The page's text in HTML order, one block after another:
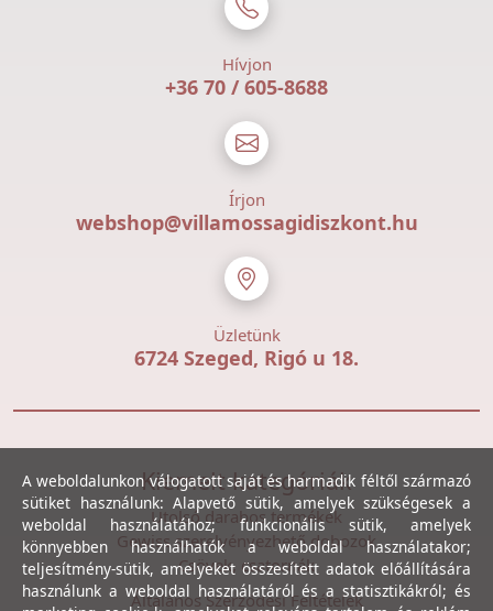
Hívjon
+36 70 / 605-8688
Írjon
webshop@villamossagidiszkont.hu
Üzletünk
6724 Szeged, Rigó u 18.
Kiemelt kategóriák
Utolsó darabos termékek
Gewiss szerelvényezhető dobozok
Csövek, csatornák
Általános Szerződési Feltételek
A weboldalunkon válogatott saját és harmadik féltől származó
sütiket használunk: Alapvető sütik, amelyek szükségesek a
weboldal használatához; funkcionális sütik, amelyek
könnyebben használhatók a weboldal használatakor;
teljesítmény-sütik, amelyeket összesített adatok előállítására
használunk a weboldal használatáról és a statisztikákról; és